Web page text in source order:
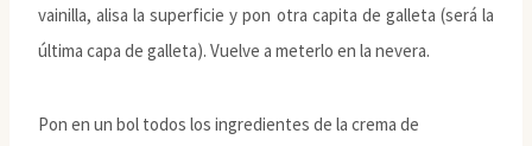
vainilla, alisa la superficie y pon otra capita de galleta (será la
última capa de galleta). Vuelve a meterlo en la nevera.
Pon en un bol todos los ingredientes de la crema de